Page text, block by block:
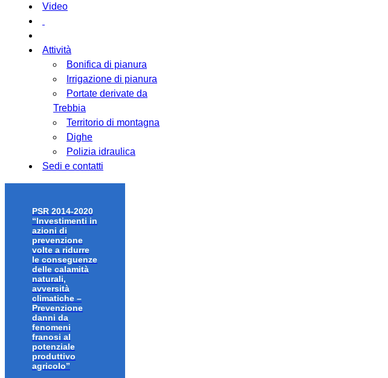
Video
Attività
Bonifica di pianura
Irrigazione di pianura
Portate derivate da
Trebbia
Territorio di montagna
Dighe
Polizia idraulica
Sedi e contatti
PSR 2014-2020
“Investimenti in
azioni di
prevenzione
volte a ridurre
le conseguenze
delle calamità
naturali,
avversità
climatiche –
Prevenzione
danni da
fenomeni
franosi al
potenziale
produttivo
agricolo”